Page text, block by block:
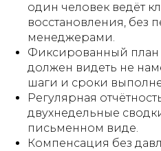
один человек ведёт
восстановления, без
менеджерами.
Фиксированный план
должен видеть не
шаги и сроки
Регулярная
двухнедельные
письменном виде.
Компенсация без